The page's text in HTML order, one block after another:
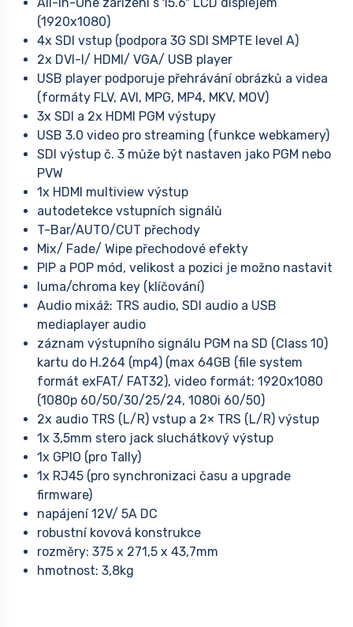
(1920x1080)
4x SDI vstup (podpora 3G SDI SMPTE level A)
2x DVI-I/ HDMI/ VGA/ USB player
USB player podporuje přehrávání obrázků a videa
(formáty FLV, AVI, MPG, MP4, MKV, MOV)
3x SDI a 2x HDMI PGM výstupy
USB 3.0 video pro streaming (funkce webkamery)
SDI výstup č. 3 může být nastaven jako PGM nebo
PVW
1x HDMI multiview výstup
autodetekce vstupních signálů
T-Bar/AUTO/CUT přechody
Mix/ Fade/ Wipe přechodové efekty
PIP a POP mód, velikost a pozici je možno nastavit
luma/chroma key (klíčování)
Audio mixáž: TRS audio, SDI audio a USB
mediaplayer audio
záznam výstupního signálu PGM na SD (Class 10)
kartu do H.264 (mp4) (max 64GB (file system
formát exFAT/ FAT32), video formát: 1920x1080
(1080p 60/50/30/25/24, 1080i 60/50)
2x audio TRS (L/R) vstup a 2× TRS (L/R) výstup
1x 3,5mm stero jack sluchátkový výstup
1x GPIO (pro Tally)
1x RJ45 (pro synchronizaci času a upgrade
firmware)
napájení 12V/ 5A DC
robustní kovová konstrukce
rozměry: 375 x 271,5 x 43,7mm
hmotnost: 3,8kg